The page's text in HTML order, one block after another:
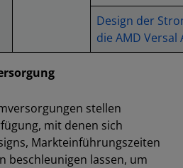
Design der
die AMD Versal
stellen
mit denen sich
Markteinführungszeiten
beschleunigen lassen, um